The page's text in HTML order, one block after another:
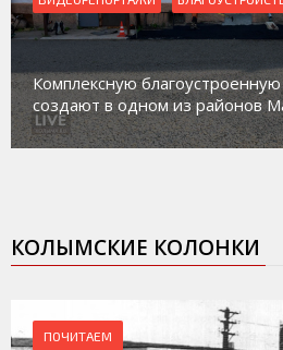
Комплексную
создают в одном из районов
КОЛЫМСКИЕ КОЛОНКИ
ПОЧИТАЕМ